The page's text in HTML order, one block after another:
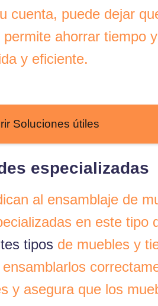
cuenta, puede dejar
ahorrar tiempo
y eficiente.
Soluciones útiles
especializadas
al ensamblaje de
en este tipo
tipos de muebles y
y asegura que los